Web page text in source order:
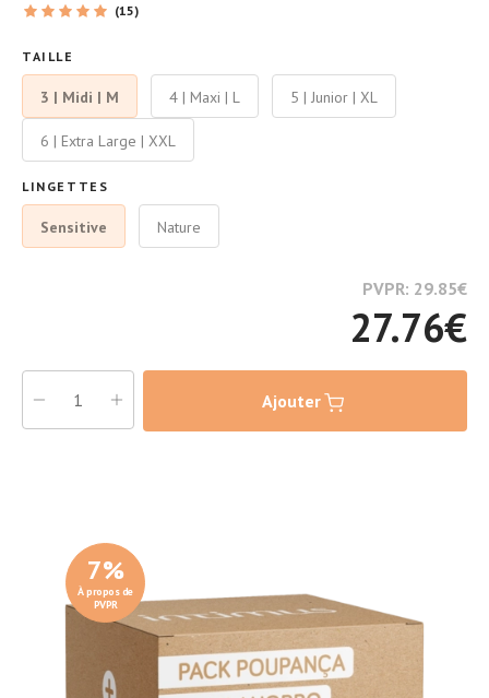
(15)
TAILLE
3 | Midi | M 4 | Maxi | L 5 | Junior | XL
6 | Extra Large | XXL
LINGETTES
Sensitive Nature
PVPR: 29.85€
27.76€
Ajouter
7%
À propos de
PVPR